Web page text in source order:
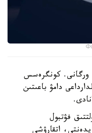
ورگانى. كونگرەسس
دامۋ باعىتىن
ۋەفا قۇرامىنا كىرەتىن 55 ۇلتتىق فۋتبول